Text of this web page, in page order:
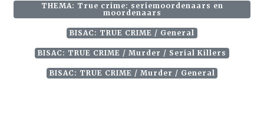
THEMA: True crime: seriemoordenaars en
moordenaars
BISAC: TRUE CRIME / General
BISAC: TRUE CRIME / Murder / Serial Killers
BISAC: TRUE CRIME / Murder / General